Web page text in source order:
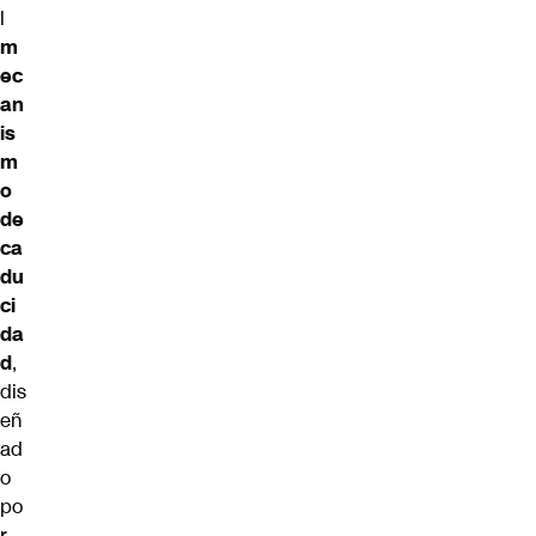
l
m
ec
an
is
m
o
de
ca
du
ci
da
d,
dis
eñ
ad
o
po